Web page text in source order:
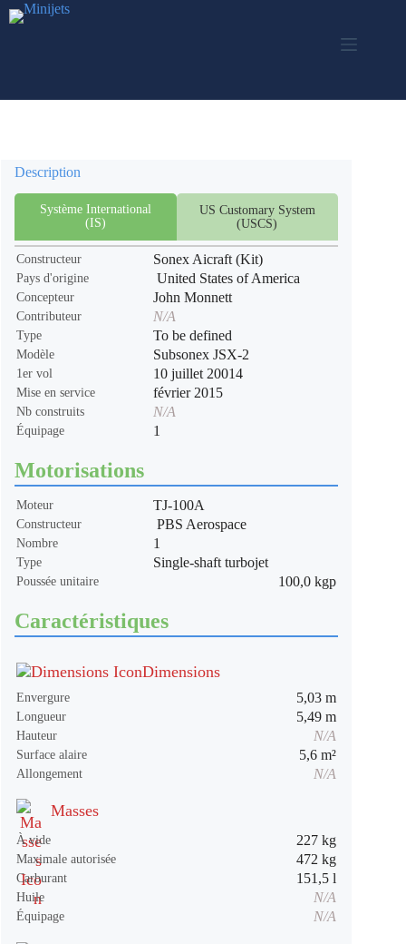
Passer
au
Description
Système International
(IS)
US Customary System
(USCS)
Constructeur Sonex Aicraft (Kit)
Pays d'origine United States of America
Concepteur John Monnett
Contributeur N/A
Type To be defined
Modèle Subsonex JSX-2
1er vol 10 juillet 20014
Mise en service février 2015
Nb construits N/A
Équipage 1
Motorisations
Moteur TJ-100A
Constructeur PBS Aerospace
Nombre 1
Type Single-shaft turbojet
Poussée unitaire 100,0 kgp
Caractéristiques
Dimensions
Envergure 5,03 m
Longueur 5,49 m
Hauteur N/A
Surface alaire 5,6 m²
Allongement N/A
Masses
À vide 227 kg
Maximale autorisée 472 kg
Carburant 151,5 l
Huile N/A
Équipage N/A